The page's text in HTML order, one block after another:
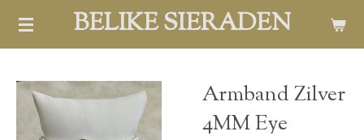
Ga
de
hoofdinhoud
BELIKE SIERADEN
Armband Zilver
4MM Eye